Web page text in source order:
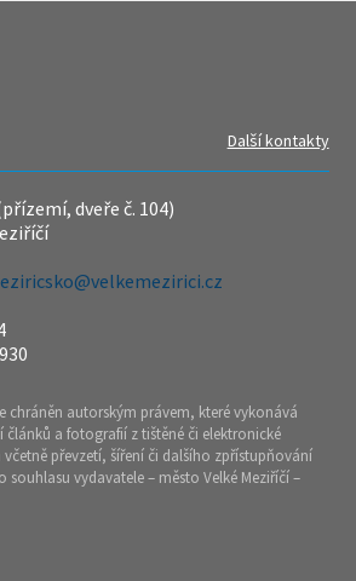
Další kontakty
dveře č. 104)
chráněn autorským právem, které vykonává
článků a fotografií z tištěné či elektronické
převzetí, šíření či dalšího zpřístupňování
souhlasu vydavatele – město Velké Meziříčí –